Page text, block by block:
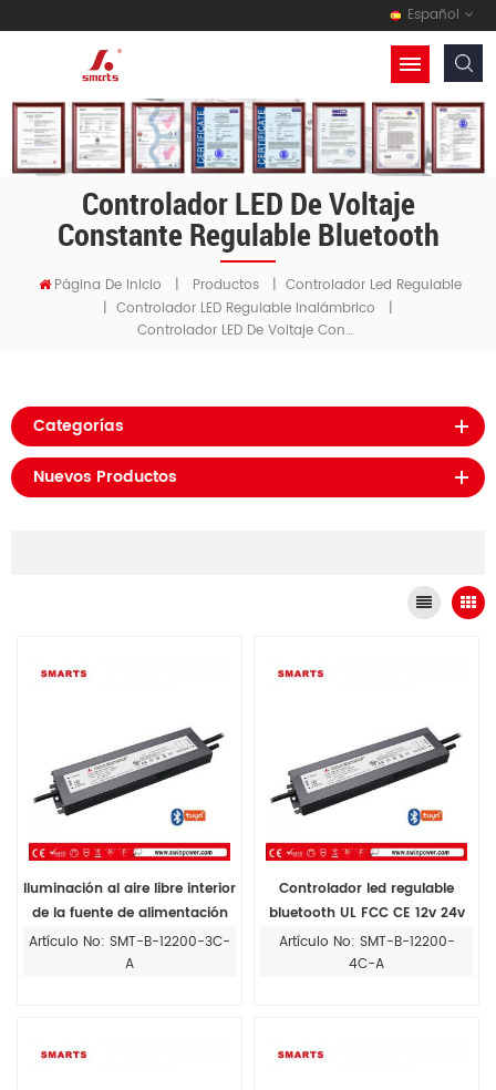
Español
Controlador LED De Voltaje
Constante Regulable Bluetooth
Página De Inicio | Productos | Controlador Led Regulable
| Controlador LED Regulable Inalámbrico
|
Controlador LED De Voltaje Constante Regulable Bluetooth
Categorías
Nuevos Productos
Iluminación al aire libre interior
de la fuente de alimentación
llevada libre del parpadeo
regulable inalámbrico del
Artículo No: SMT-B-12200-3C-
A
Controlador led regulable
bluetooth UL FCC CE 12v 24v
48v 200w para cinta led RGBW
sin parpadeo
Artículo No: SMT-B-12200-
4C-A